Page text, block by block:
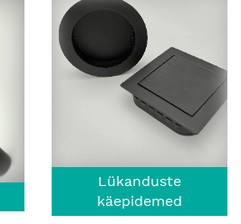
Lükanduste
käepidemed